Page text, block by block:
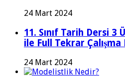
24 Mart 2024
11. Sınıf Tarih Dersi 3
ile Full Tekrar Çalışma
24 Mart 2024